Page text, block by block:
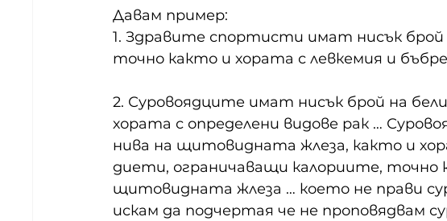
Давам пример:
1. Здравите спортисти имат нисък брой
точно както и хората с левкемия и
2. Суровоядците имат нисък брой на
хората с определени видове рак …
нива на щитовидната жлеза, както и
диети, ограничаващи калориите, точно
щитовидната жлеза … което не прави
искам да подчертая че не проповядвам